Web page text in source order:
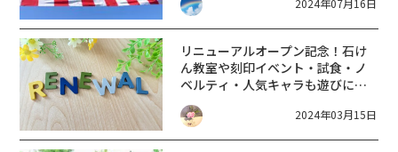
館 令和6年大創業祭 26th】
リニューアルオープン記念！石け
ん教室や刻印イベント・試食・ノ
ベルティ・人気キャラも遊びに来
る♪【3/15(金)OPEN】雑貨館イン
キューブ イオンモール草津店
2024年03月15日